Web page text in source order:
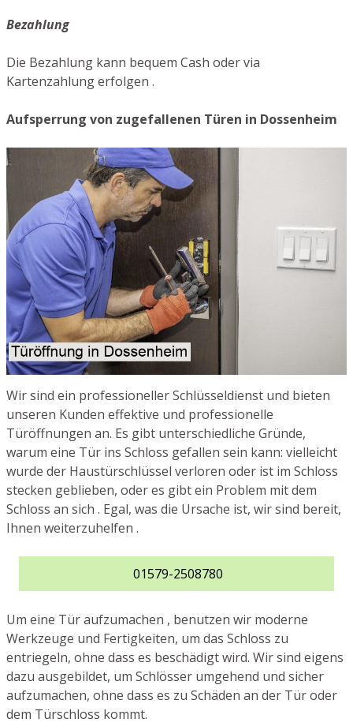
Bezahlung
Die Bezahlung kann bequem Cash oder via
Kartenzahlung erfolgen .
Aufsperrung von zugefallenen Türen in Dossenheim
Wir sind ein professioneller Schlüsseldienst und bieten
unseren Kunden effektive und professionelle
Türöffnungen an. Es gibt unterschiedliche Gründe,
warum eine Tür ins Schloss gefallen sein kann: vielleicht
wurde der Haustürschlüssel verloren oder ist im Schloss
stecken geblieben, oder es gibt ein Problem mit dem
Schloss an sich . Egal, was die Ursache ist, wir sind bereit,
Ihnen weiterzuhelfen .
01579-2508780
Um eine Tür aufzumachen , benutzen wir moderne
Werkzeuge und Fertigkeiten, um das Schloss zu
entriegeln, ohne dass es beschädigt wird. Wir sind eigens
dazu ausgebildet, um Schlösser umgehend und sicher
aufzumachen, ohne dass es zu Schäden an der Tür oder
dem Türschloss kommt.